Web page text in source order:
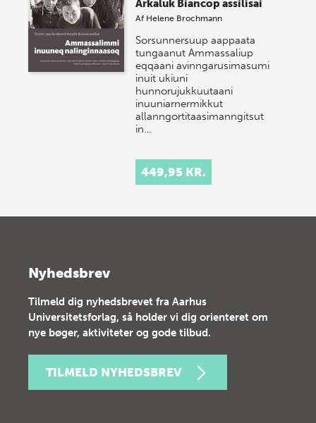
Arkaluk Biancop assilisai
Af Helene Brochmann
Sorsunnersuup aappaata
tungaanut Ammassaliup
eqqaani avinngarusimasumi
inuit ukiuni
hunnorujukkuutaani
inuuniarnermikkut
allanngortitaasimanngitsut
in…
449,95 KR.
Nyhedsbrev
Tilmeld dig nyhedsbrevet fra Aarhus
Universitetsforlag, så holder vi dig orienteret om
nye bøger, aktiviteter og gode tilbud.
TILMELD NYHEDSBREV